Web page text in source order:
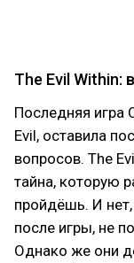
The Evil Within:
Последняя игра
Evil, оставила
вопросов. The
тайна, которую
пройдёшь. И
после игры, не
Однако же они